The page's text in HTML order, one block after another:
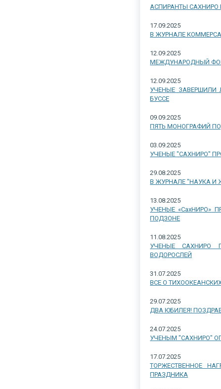
АСПИРАНТЫ
17.09.2025
В ЖУРНАЛЕ
12.09.2025
МЕЖДУНАРОДНЫЙ
12.09.2025
УЧЕНЫЕ ЗАВЕРШИЛИ
БУССЕ
09.09.2025
ПЯТЬ МОНОГРАФИЙ
03.09.2025
УЧЕНЫЕ "САХНИРО"
29.08.2025
В ЖУРНАЛЕ "НАУКА И
13.08.2025
УЧЕНЫЕ «СахНИРО»
ПОДЗОНЕ
11.08.2025
УЧЕНЫЕ САХНИРО
ВОДОРОСЛЕЙ
31.07.2025
ВСЕ О
29.07.2025
ДВА ЮБИЛЕЯ!
24.07.2025
УЧЕНЫМ "САХНИРО"
17.07.2025
ТОРЖЕСТВЕННОЕ
ПРАЗДНИКА